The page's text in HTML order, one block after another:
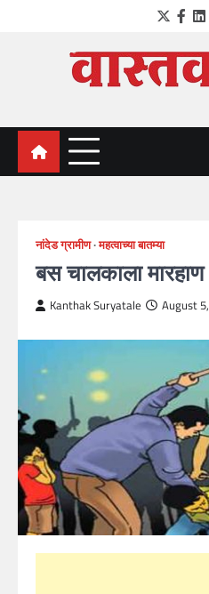
Twitter
a leading NEWS portal of
नांदेड ग्रामीण महत्वाच्या बातम्या
बस चालकाला मारहाण
Kanthak Suryatale August